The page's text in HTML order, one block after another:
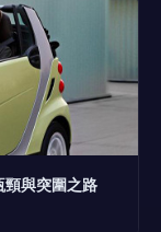
頸與突圍之路